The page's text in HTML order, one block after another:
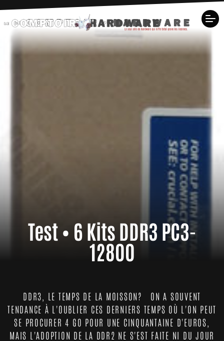
Test • 6 Kits DDR3 PC3-
12800
DDR3, LE TEMPS DE LA MOISSON? ON A SOUVENT
TENDANCE À L'OUBLIER CES DERNIERS TEMPS OÙ L'ON PEUT
SE PROCURER 4 GO POUR UNE CINQUANTAINE D'EUROS,
MAIS L'ADOPTION DE LA DDR2 NE S'EST FAITE NI DU JOUR